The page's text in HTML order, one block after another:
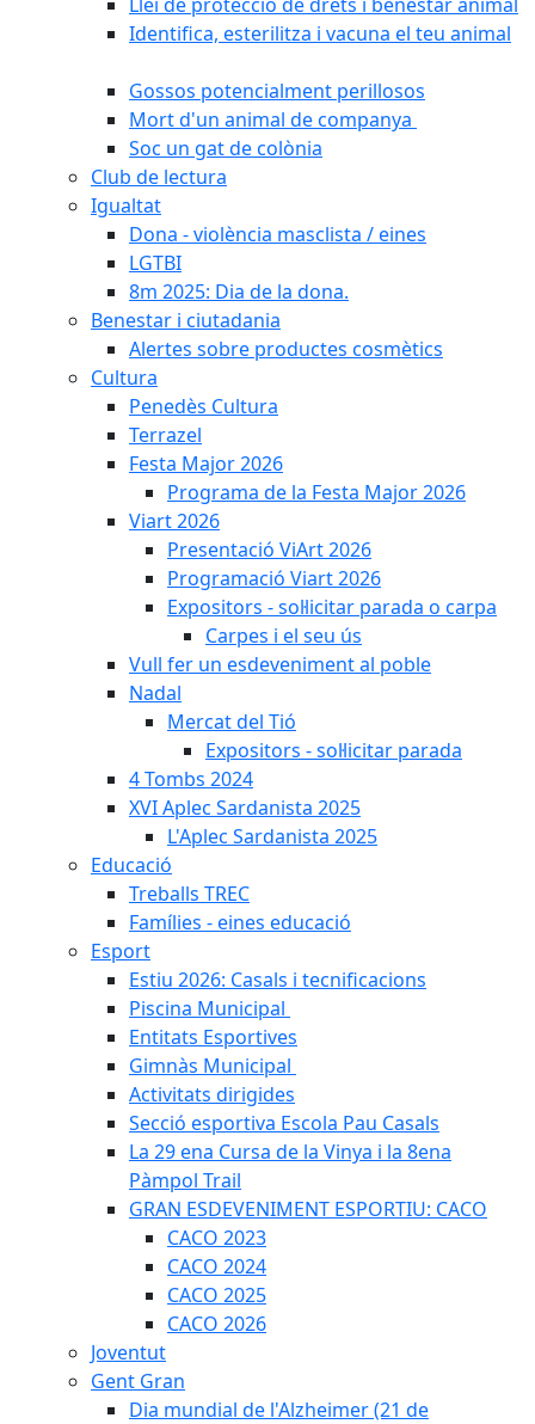
Identifica, esterilitza i vacuna el teu animal
Gossos potencialment perillosos
Mort d'un animal de companya
Soc un gat de colònia
Club de lectura
Igualtat
Dona - violència masclista / eines
LGTBI
8m 2025: Dia de la dona.
Benestar i ciutadania
Alertes sobre productes cosmètics
Cultura
Penedès Cultura
Terrazel
Festa Major 2026
Programa de la Festa Major 2026
Viart 2026
Presentació ViArt 2026
Programació Viart 2026
Expositors - sol·licitar parada o carpa
Carpes i el seu ús
Vull fer un esdeveniment al poble
Nadal
Mercat del Tió
Expositors - sol·licitar parada
4 Tombs 2024
XVI Aplec Sardanista 2025
L'Aplec Sardanista 2025
Educació
Treballs TREC
Famílies - eines educació
Esport
Estiu 2026: Casals i tecnificacions
Piscina Municipal
Entitats Esportives
Gimnàs Municipal
Activitats dirigides
Secció esportiva Escola Pau Casals
La 29 ena Cursa de la Vinya i la 8ena
Pàmpol Trail
GRAN ESDEVENIMENT ESPORTIU: CACO
CACO 2023
CACO 2024
CACO 2025
CACO 2026
Joventut
Gent Gran
Dia mundial de l'Alzheimer (21 de